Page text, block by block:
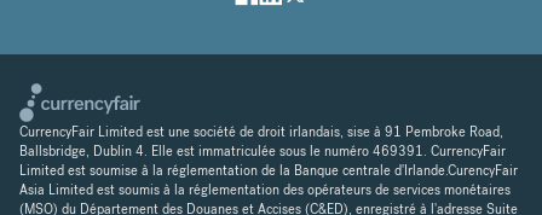
CurrencyFair Limited est une société de droit irlandais, sise à 91 Pembroke Road,
Ballsbridge, Dublin 4. Elle est immatriculée sous le numéro 469391. CurrencyFair
Limited est soumise à la réglementation de la Banque centrale d'Irlande.CurencyFair
Asia Limited est soumis à la réglementation des opérateurs de services monétaires
(MSO) du Département des Douanes et Accises (C&ED), enregistré à l'adresse Suite